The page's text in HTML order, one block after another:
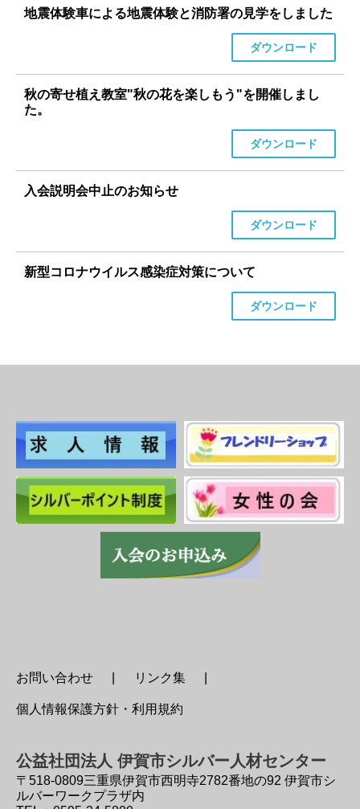
地震体験車による地震体験と消防署の見学をしました
ダウンロード
秋の寄せ植え教室"秋の花を楽しもう"を開催しまし
た。
ダウンロード
入会説明会中止のお知らせ
ダウンロード
新型コロナウイルス感染症対策について
ダウンロード
お問い合わせ リンク集
個人情報保護方針・利用規約
公益社団法人 伊賀市シルバー人材センター
〒518-0809三重県伊賀市西明寺2782番地の92 伊賀市シ
ルバーワークプラザ内